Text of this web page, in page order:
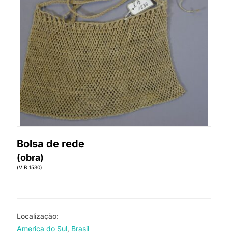
Bolsa de rede
(obra)
(V B 1530)
Localização:
America do Sul Brasil